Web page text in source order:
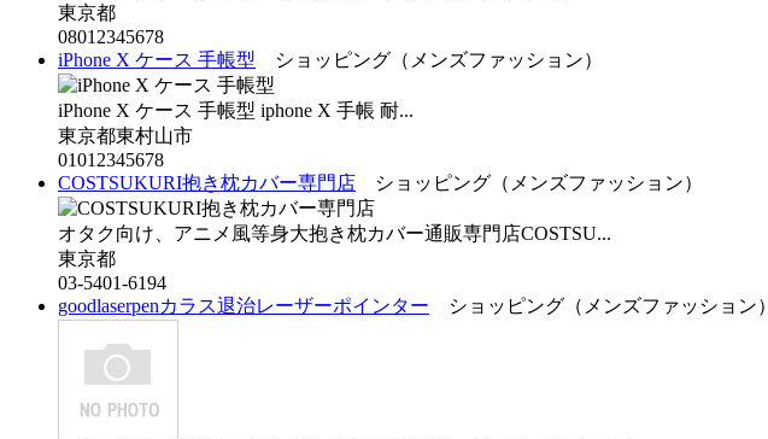
東京都
08012345678
iPhone X ケース 手帳型 ショッピング（メンズファッション）
iPhone X ケース 手帳型 iphone X 手帳 耐...
東京都東村山市
01012345678
COSTSUKURI抱き枕カバー専門店 ショッピング（メンズファッション）
オタク向け、アニメ風等身大抱き枕カバー通販専門店COSTSU...
東京都
03-5401-6194
goodlaserpenカラス退治レーザーポインター ショッピング（メンズファッション）